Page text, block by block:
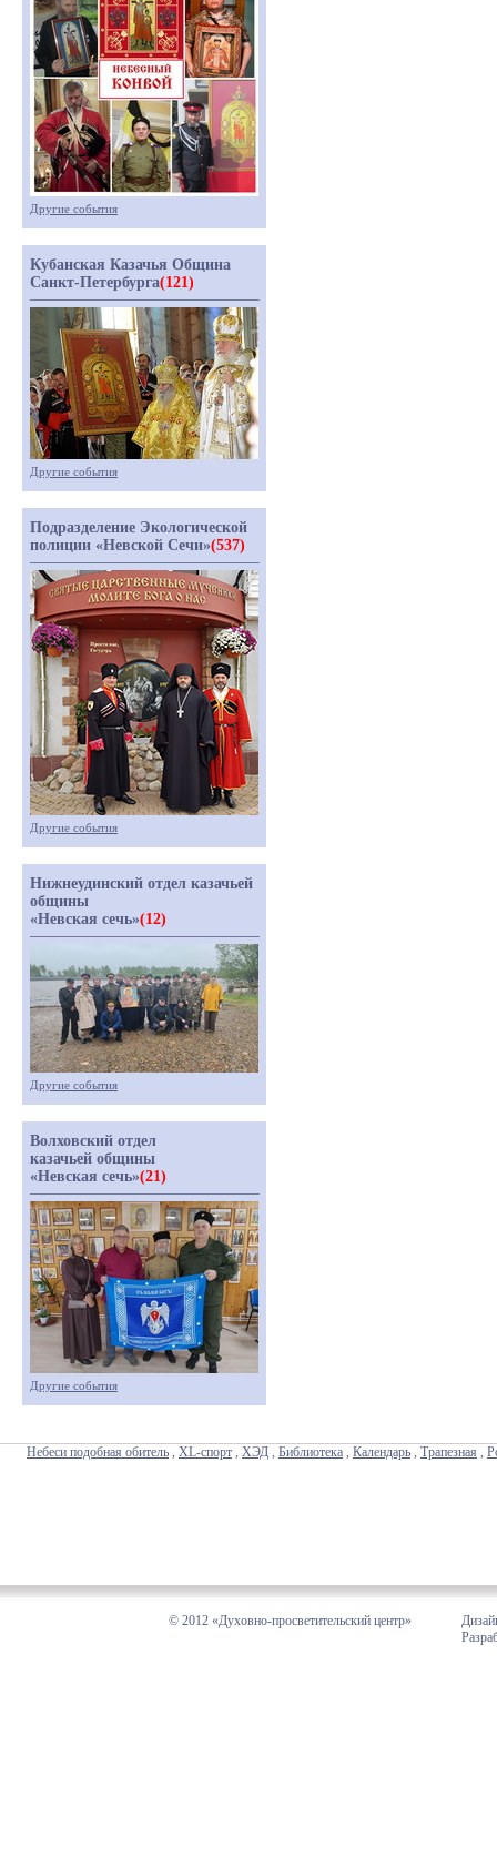
Другие события
Кубанская Казачья Община
Санкт-Петербурга(121)
Другие события
Подразделение Экологической
полиции «Невской Сечи»(537)
Другие события
Нижнеудинский отдел казачьей
общины
«Невская сечь»(12)
Другие события
Волховский отдел
казачьей общины
«Невская сечь»(21)
Другие события
Небеси подобная обитель , XL-спорт , ХЭД , Библиотека , Календарь , Трапезная ,
© 2012 «Духовно-просветительский центр»